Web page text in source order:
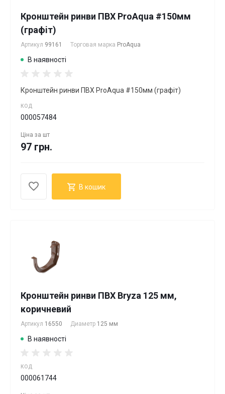
Кронштейн ринви ПВХ ProAqua #150мм
(графiт)
Артикул 99161 Торговая марка ProAqua
В наявності
Кронштейн ринви ПВХ ProAqua #150мм (графiт)
КОД
000057484
Ціна за шт
97 грн.
В кошик
Кронштейн ринви ПВХ Bryza 125 мм,
коричневий
Артикул 16550 Диаметр 125 мм
В наявності
КОД
000061744